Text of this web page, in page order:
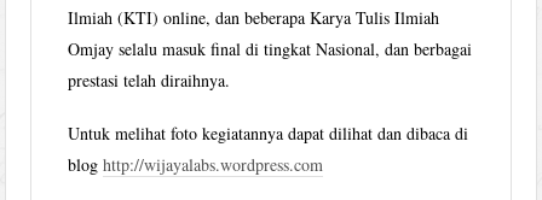
Ilmiah (KTI) online, dan beberapa Karya Tulis Ilmiah
Omjay selalu masuk final di tingkat Nasional, dan berbagai
prestasi telah diraihnya.
Untuk melihat foto kegiatannya dapat dilihat dan dibaca di
bloghttp://wijayalabs.wordpress.com